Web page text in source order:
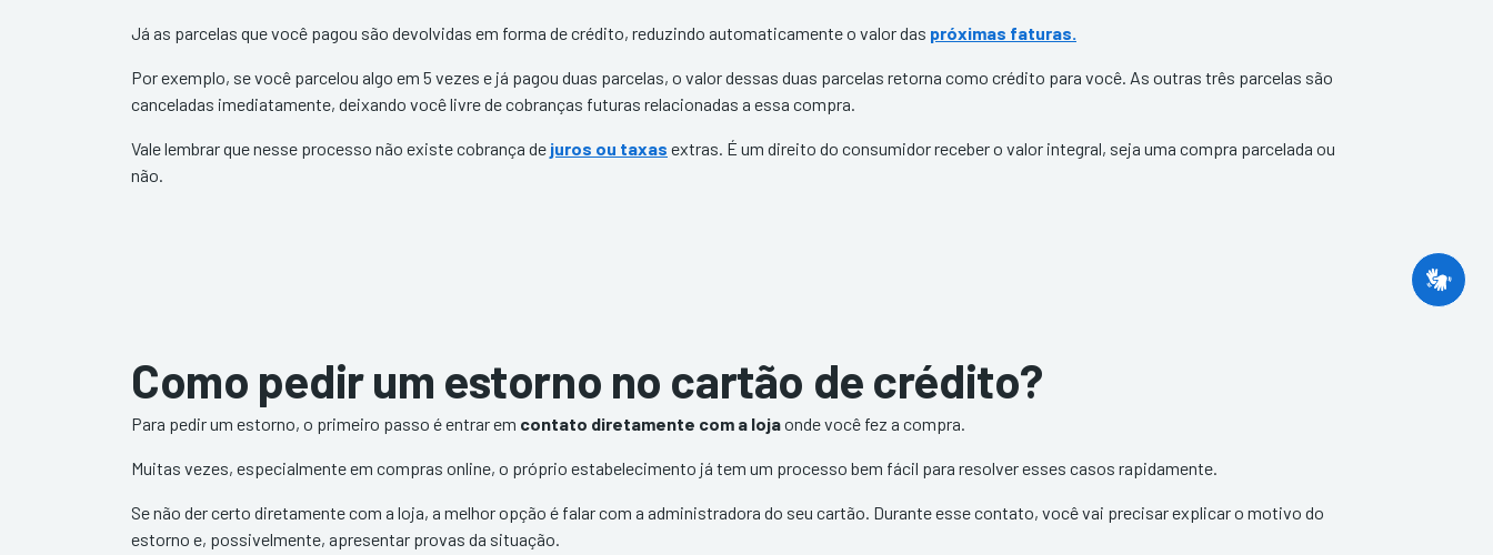
Já as parcelas que você pagou são devolvidas em forma de crédito, reduzindo automaticamente o valor das próximas faturas.
Por exemplo, se você parcelou algo em 5 vezes e já pagou duas parcelas, o valor dessas duas parcelas retorna como crédito para você. As outras três parcelas são
canceladas imediatamente, deixando você livre de cobranças futuras relacionadas a essa compra.
Vale lembrar que nesse processo não existe cobrança de juros ou taxas extras. É um direito do consumidor receber o valor integral, seja uma compra parcelada ou
não.
Como pedir um estorno no cartão de crédito?
Para pedir um estorno, o primeiro passo é entrar em contato diretamente com a lojaonde você fez a compra.
Muitas vezes, especialmente em compras online, o próprio estabelecimento já tem um processo bem fácil para resolver esses casos rapidamente.
Se não der certo diretamente com a loja, a melhor opção é falar com a administradora do seu cartão. Durante esse contato, você vai precisar explicar o motivo do
estorno e, possivelmente, apresentar provas da situação.